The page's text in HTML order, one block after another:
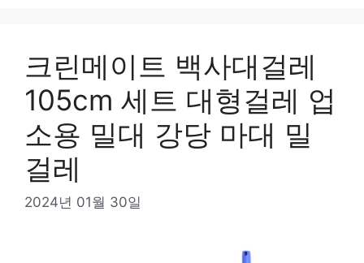
크린메이트 백사대걸레
105cm 세트 대형걸레 업
소용 밀대 강당 마대 밀
걸레
2024년 01월 30일